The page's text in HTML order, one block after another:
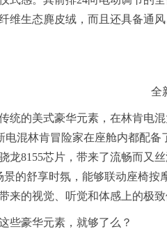
维生态麂皮绒，而且还具备通
全
统的美式豪华元素，在林肯电
电混林肯冒险家在座舱内都配
龙8155芯片，带来了流畅而又
景的舒享时氛，能够联动座椅
来的视觉、听觉和体感上的极致
些豪华元素，就够了么？